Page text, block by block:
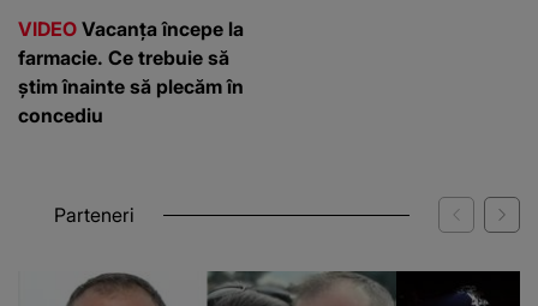
VIDEO Vacanța începe la
farmacie. Ce trebuie să
știm înainte să plecăm în
concediu
Parteneri